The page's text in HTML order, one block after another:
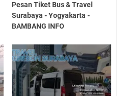
Pesan Tiket Bus & Travel
Surabaya - Yogyakarta -
BAMBANG INFO